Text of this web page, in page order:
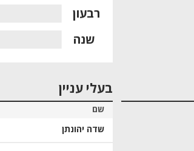
שנה
רבעון
בעלי עניין
שם
שדה יהונתן